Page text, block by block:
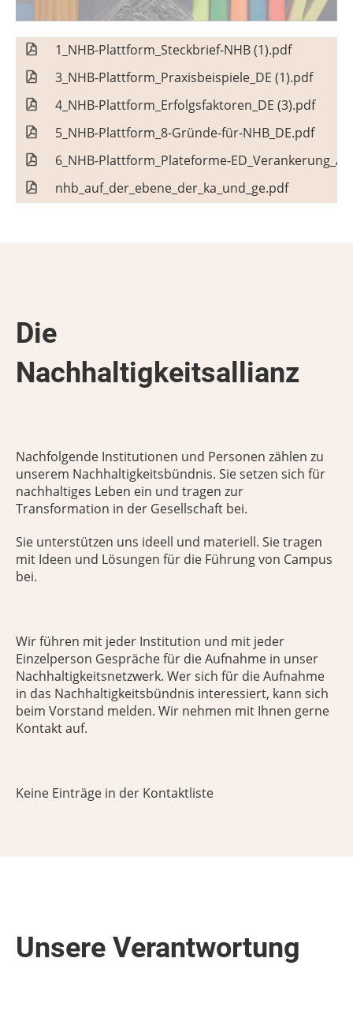
1_NHB-Plattform_Steckbrief-NHB (1).pdf
3_NHB-Plattform_Praxisbeispiele_DE (1).pdf
4_NHB-Plattform_Erfolgsfaktoren_DE (3).pdf
5_NHB-Plattform_8-Gründe-für-NHB_DE.pdf
6_NHB-Plattform_Plateforme-
nhb_auf_der_ebene_der_ka_und_ge.pdf
Die
Nachhaltigkeitsallianz
Nachfolgende Institutionen und Personen zählen zu
unserem Nachhaltigkeitsbündnis. Sie setzen sich für
nachhaltiges Leben ein und tragen zur
Transformation in der Gesellschaft bei.
Sie unterstützen uns ideell und materiell. Sie tragen
mit Ideen und Lösungen für die Führung von Campus
bei.
Wir führen mit jeder Institution und mit jeder
Einzelperson Gespräche für die Aufnahme in unser
Nachhaltigkeitsnetzwerk. Wer sich für die Aufnahme
in das Nachhaltigkeitsbündnis interessiert, kann sich
beim Vorstand melden. Wir nehmen mit Ihnen gerne
Kontakt auf.
Keine Einträge in der Kontaktliste
Unsere Verantwortung